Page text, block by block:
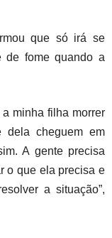
que só irá se
de fome quando a
minha filha morrer
dela cheguem em
A gente precisa
o que ela precisa e
a situação”,